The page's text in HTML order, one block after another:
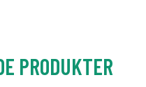
PRODUKTER